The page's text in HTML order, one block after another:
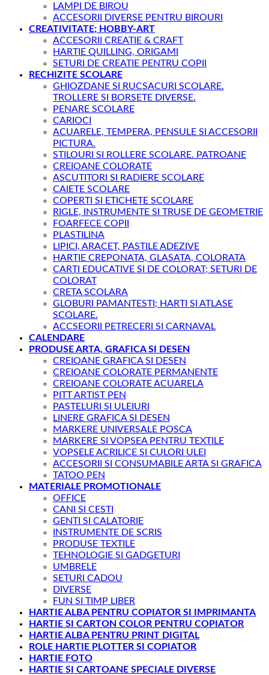
LAMPI DE BIROU
ACCESORII DIVERSE PENTRU BIROURI
CREATIVITATE; HOBBY-ART
ACCESORII CREATIE & CRAFT
HARTIE QUILLING, ORIGAMI
SETURI DE CREATIE PENTRU COPII
RECHIZITE SCOLARE
GHIOZDANE SI RUCSACURI SCOLARE.
TROLLERE SI BORSETE DIVERSE.
PENARE SCOLARE
CARIOCI
ACUARELE, TEMPERA, PENSULE SI ACCESORII
PICTURA.
STILOURI SI ROLLERE SCOLARE. PATROANE
CREIOANE COLORATE
ASCUTITORI SI RADIERE SCOLARE
CAIETE SCOLARE
COPERTI SI ETICHETE SCOLARE
RIGLE, INSTRUMENTE SI TRUSE DE GEOMETRIE
FOARFECE COPII
PLASTILINA
LIPICI, ARACET, PASTILE ADEZIVE
HARTIE CREPONATA, GLASATA, COLORATA
CARTI EDUCATIVE SI DE COLORAT; SETURI DE
COLORAT
CRETA SCOLARA
GLOBURI PAMANTESTI; HARTI SI ATLASE
SCOLARE.
ACCSEORII PETRECERI SI CARNAVAL
CALENDARE
PRODUSE ARTA, GRAFICA SI DESEN
CREIOANE GRAFICA SI DESEN
CREIOANE COLORATE PERMANENTE
CREIOANE COLORATE ACUARELA
PITT ARTIST PEN
PASTELURI SI ULEIURI
LINERE GRAFICA SI DESEN
MARKERE UNIVERSALE POSCA
MARKERE SI VOPSEA PENTRU TEXTILE
VOPSELE ACRILICE SI CULORI ULEI
ACCESORII SI CONSUMABILE ARTA SI GRAFICA
TATOO PEN
MATERIALE PROMOTIONALE
OFFICE
CANI SI CESTI
GENTI SI CALATORIE
INSTRUMENTE DE SCRIS
PRODUSE TEXTILE
TEHNOLOGIE SI GADGETURI
UMBRELE
SETURI CADOU
DIVERSE
FUN SI TIMP LIBER
HARTIE ALBA PENTRU COPIATOR SI IMPRIMANTA
HARTIE SI CARTON COLOR PENTRU COPIATOR
HARTIE ALBA PENTRU PRINT DIGITAL
ROLE HARTIE PLOTTER SI COPIATOR
HARTIE FOTO
HARTIE SI CARTOANE SPECIALE DIVERSE